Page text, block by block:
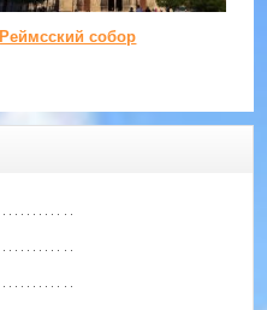
Реймсский собор